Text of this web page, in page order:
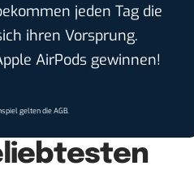
jeden Tag die
ihren Vorsprung.
AirPods gewinnen!
gelten dieAGB.